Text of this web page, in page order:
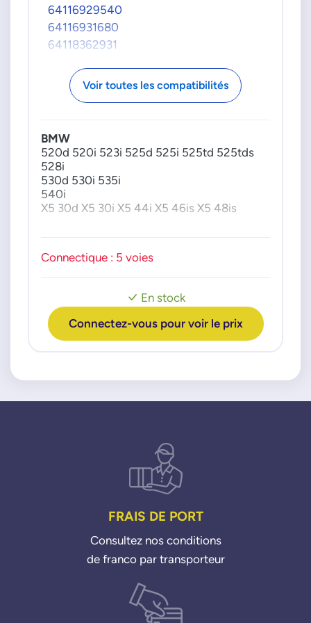
64116929540
64116931680
64118362931
64118376174
64118377579
64118383835
64118385549
6920365
6923204
6929486
8362931
8380580
8383835
8385549
Voir toutes les compatibilités
En stock
Connectez-vous pour voir le prix
BMW
520d 520i 523i 525d 525i 525td 525tds
528i
530d 530i 535i
540i
X5 30d X5 30i X5 44i X5 46is X5 48is
Connectique : 5 voies
FRAIS DE PORT
Consultez nos conditions
de franco par transporteur